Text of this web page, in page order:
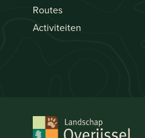
Routes
Activiteiten